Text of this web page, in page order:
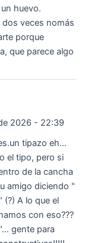
huevo.
dos veces nomás
porque
que parece algo
2026 - 22:39
tipazo eh...
el tipo, pero si
de la cancha
amigo diciendo "
(?) A lo que el
con eso???
gente para